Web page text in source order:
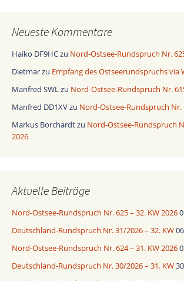
Neueste Kommentare
Haiko DF9HCzu Nord-Ostsee-Rundspruch Nr.
Dietmarzu Empfang des Ostseerundspruchs via
Manfred SWLzu Nord-Ostsee-Rundspruch Nr.
Manfred DD1XVzu Nord-Ostsee-Rundspruch Nr.
Markus Borchardtzu Nord-Ostsee-Rundspruch
2026
Aktuelle Beiträge
Nord-Ostsee-Rundspruch Nr. 625 – 32. KW 2026
Deutschland-Rundspruch Nr. 31/2026 – 32. KW
Nord-Ostsee-Rundspruch Nr. 624 – 31. KW 2026
Deutschland-Rundspruch Nr. 30/2026 – 31. KW